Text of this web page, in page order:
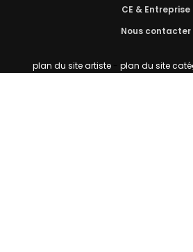
CE & Entreprise
Nous contacter
plan du site artiste plan du site